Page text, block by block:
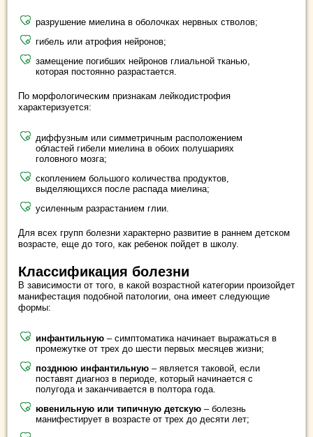
разрушение миелина в оболочках нервных стволов;
гибель или атрофия нейронов;
замещение погибших нейронов глиальной тканью,
которая постоянно разрастается.
По морфологическим признакам лейкодистрофия
характеризуется:
диффузным или симметричным расположением
областей гибели миелина в обоих полушариях
головного мозга;
скоплением большого количества продуктов,
выделяющихся после распада миелина;
усиленным разрастанием глии.
Для всех групп болезни характерно развитие в раннем детском
возрасте, еще до того, как ребенок пойдет в школу.
Классификация болезни
В зависимости от того, в какой возрастной категории произойдет
манифестация подобной патологии, она имеет следующие
формы:
инфантильную – симптоматика начинает выражаться в
промежутке от трех до шести первых месяцев жизни;
позднюю инфантильную – является таковой, если
поставят диагноз в периоде, который начинается с
полугода и заканчивается в полтора года.
ювенильную или типичную детскую – болезнь
манифестирует в возрасте от трех до десяти лет;